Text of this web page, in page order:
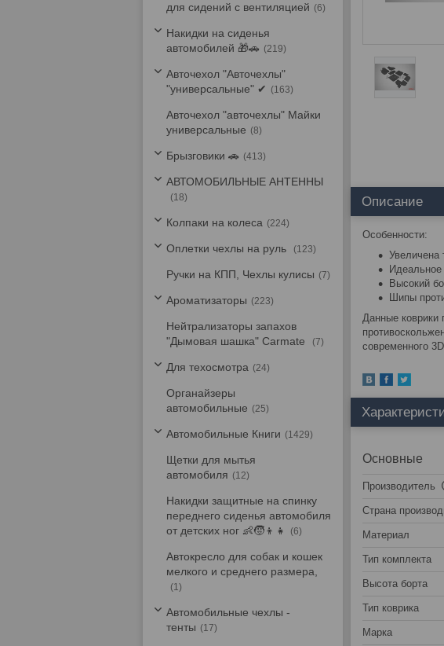
Описание
Особенности:
Увеличена
Идеальное
Высокий
Шипы
Данные коврики
современного
Основные
Производитель
Страна
Материал
Тип комплекта
Высота борта
Тип коврика
Марка
для сидений с вентиляцией
6
Накидки на сиденья
автомобилей 🎁🚗
219
Авточехол "Авточехлы"
"универсальные" ✔
163
Авточехол "авточехлы" Майки
универсальные
8
Брызговики 🚗 413
АВТОМОБИЛЬНЫЕ АНТЕННЫ
18
Колпаки на колеса 224
Оплетки чехлы на руль 123
Ручки на КПП, Чехлы кулисы 7
Ароматизаторы 223
Нейтрализаторы запахов
"Дымовая шашка" Carmate
7
Для техосмотра 24
Органайзеры
автомобильные
25
Автомобильные Книги 1429
Щетки для мытья
автомобиля
12
Накидки защитные на спинку
переднего сиденья автомобиля
от детских ног 👶🧒👦👧
6
Автокресло для собак и кошек
мелкого и среднего размера,
1
Автомобильные чехлы -
тенты
17